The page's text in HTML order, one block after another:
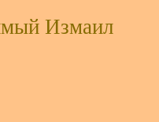
Измаил